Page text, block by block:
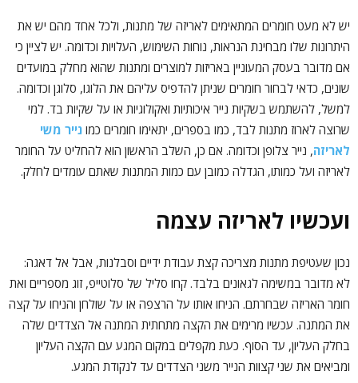
יש לא מעט חומרים המתאימים לאריזה של מתנות, ולכל אחד מהם יש את
היתרונות שלו מבחינת הנראות, נוחות השימוש, העלויות וכדומה. יש לציין כי
אם מדובר בעסק המעוניין באריזות למוצרים ומתנות שהוא מחלק במועדים
שונים, כדאי לבחור חומרים שניתן להדפיס עליהם את הלוגו, סלוגן וכדומה.
למשל, להשתמש בשקיות נייר איכותיות ואקולוגיות או על שקיות בד. למי
שרוצה לארוז מתנות לבד, כמו בספרים, יתאימו חומרים כמו נייר משי
לאריזה, נייר צלופן וכדומה. אם כן, השלב הראשון הוא להחליט על החומר
לאריזה ועל כמותו, הגדלה כמובן עם כמות המתנות שאתם עומדים לחלק.
ועכשיו לאריזה עצמה
נכון שעטיפת מתנות מצריכה קצת עבודת ידיים וסבלנות, אבל אל דאגה:
לא מדובר במשימה לגאונים בלבד. קחו סליל של סלוטייפ, זוג מספריים ואת
חומר האריזה שבחרתם. הניחו אותו על הרצפה או על שולחן והניחו על קצה
את המתנה. עכשיו מרימים את הקצה מתחתית המתנה אל הצדדים שלה
בחלק העליון, עד הסוף. כעת מקפלים במקום המגע עם הקצה העליון
ומביאים את שני קצוות הנייר משני הצדדים עד לנקודת המגע.